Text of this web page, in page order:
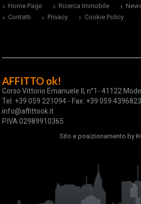
Home Page Ricerca Immobile
Contatti
Privacy Cookie Policy
AFFITTO ok!
Corso Vittorio Emanuele II, n°1- 41122
Tel: +39 059 221094 - Fax: +39 059 4396823
info@affittook.it
P.IVA 02989910365
Sito e posizionamento by